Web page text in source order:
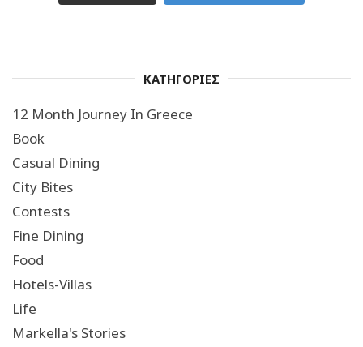
ΚΑΤΗΓΟΡΙΕΣ
12 Month Journey In Greece
Book
Casual Dining
City Bites
Contests
Fine Dining
Food
Hotels-Villas
Life
Markella's Stories